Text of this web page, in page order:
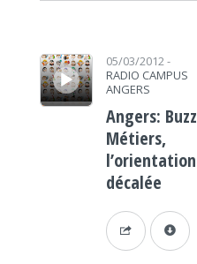
Lecteur audio 05/03/2012-
RADIO CAMPUS
ANGERS
Angers: Buzz
Métiers,
l’orientation
décalée